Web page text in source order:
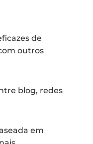
de
outros
blog, redes
em